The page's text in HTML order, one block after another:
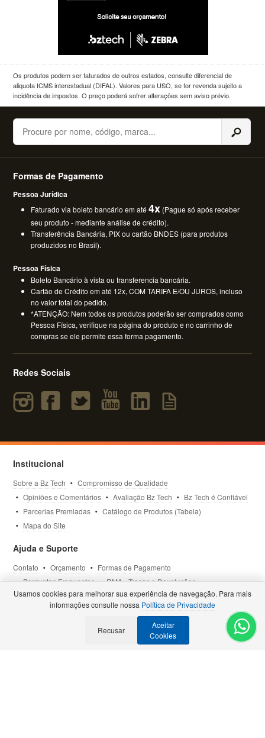
Os produtos podem ser faturados de outros estados, consulte diferencial de
aliquota ICMS interestadual (DIFAL). Valores para USO, se for revenda sujeito a
incidência de impostos. O preço poderá sofrer alterações sem aviso prévio.
Buscar
Formas de Pagamento
Pessoa Jurídica
Faturado via boleto bancário em até4x (Pague só após receber
seu produto - mediante análise de crédito).
Transferência Bancária, PIX ou cartão BNDES (para produtos
produzidos no Brasil).
Pessoa Física
Boleto Bancário à vista ou transferencia bancária.
Cartão de Crédito em até 12x, COM TARIFA E/OU JUROS, incluso
no valor total do pedido.
*ATENÇÃO: Nem todos os produtos poderão ser comprados como
Pessoa Física, verifique na página do produto e no carrinho de
compras se ele permite essa forma pagamento.
Redes Sociais
Institucional
Sobre a Bz Tech
Compromisso de Qualidade
Opiniões e Comentários
Avaliação Bz Tech
Bz Tech é Confiável
Parcerias Premiadas
Catálogo de Produtos (Tabela)
Mapa do Site
Ajuda e Suporte
Contato Orçamento
Formas de Pagamento
Perguntas Frequentes
RMA - Trocas e Devoluções
Política de Privacidade
Termos de Uso Site Seguro
Selos e Certificações- Veja todas as Parcerias Premiadas
Usamos cookies para melhorar sua experiência de navegação. Para mais
informações consulte nossa Política de Privacidade
Recusar
Aceitar
Cookies